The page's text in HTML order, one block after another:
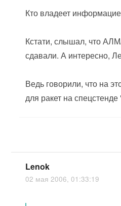
Кто владеет
Кстати, слышал, что
сдавали. А интересно,
Ведь говорили, что на
для ракет на
Lenok
02 мая 2006, 01:33:19